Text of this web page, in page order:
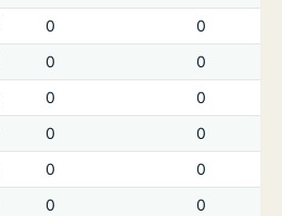
0
0
0
0
0
0
0
0
0
0
0
0